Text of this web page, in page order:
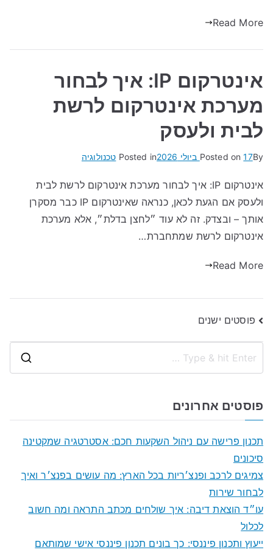
Read More
אינטרקום IP: איך לבחור
מערכת אינטרקום לרשת
לבית ולעסק
By
Posted on17 ביולי 2026 Posted in טכנולוגיה
אינטרקום IP: איך לבחור מערכת אינטרקום לרשת לבית
ולעסק אם הגעת לכאן, כנראה שאינטרקום IP כבר מסקרן
אותך – ובצדק. זה לא עוד ״לחצן בדלת״, אלא מערכת
אינטרקום לרשת שמתחברת…
Read More
ניווט
פוסטים ישנים
פוסטים אחרונים
תכנון פרישה עם ניהול השקעות חכם: אסטרטגיה שמקטינה
סיכונים
צמיגים לרכב ופנצ׳ריות בכל הארץ: מה עושים בפנצ׳ר ואיך
לבחור שירות
עו״ד הוצאת דיבה: איך שולחים מכתב התראה ומה חשוב
לכלול
ייעוץ ותכנון פיננסי: כך בונים תכנון פיננסי אישי שמותאם